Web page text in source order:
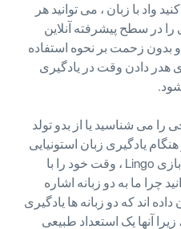
واد با زبان ، می توانید هر
را در سطح پیشرفته آنلاین
و بدون زحمت بر نحوه استفاده
هدر دادن وقت در یادگیری
را می شناسید یا از بدو تولد
یادگیری زبان استونیایی
در زبان آنلاین سطح پیشرفته با بازی Lingo ، وقت خود را با
چرا ما به دو زبانه اشاره
اند که دو زبانه ها یادگیری
آنها یک استعداد طبیعی